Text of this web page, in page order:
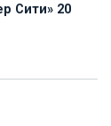
Сити» 20